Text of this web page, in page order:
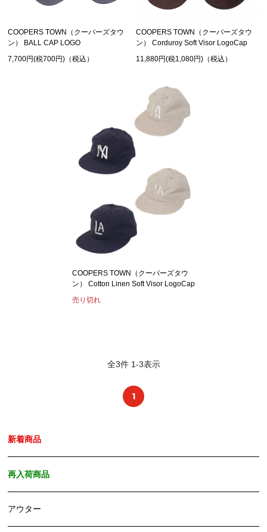
COOPERS TOWN（クーパーズタウ
ン） BALL CAP LOGO
7,700円(税700円)（税込）
COOPERS TOWN（クーパーズタウ
ン） Corduroy Soft Visor LogoCap
11,880円(税1,080円)（税込）
COOPERS TOWN（クーパーズタウ
ン） Cotton Linen Soft Visor LogoCap
売り切れ
全3件 1-3表示
1
新着商品
再入荷商品
アウター